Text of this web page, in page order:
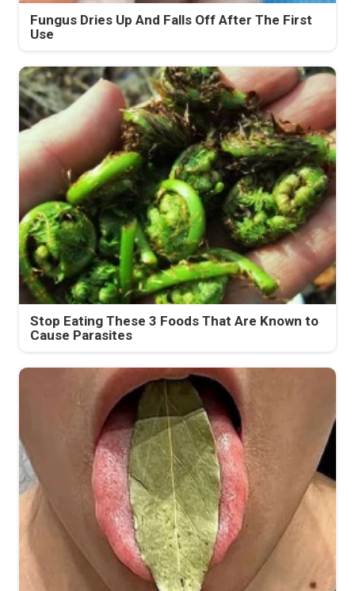
Fungus Dries Up And Falls Off After The First
Use
Stop Eating These 3 Foods That Are Known to
Cause Parasites